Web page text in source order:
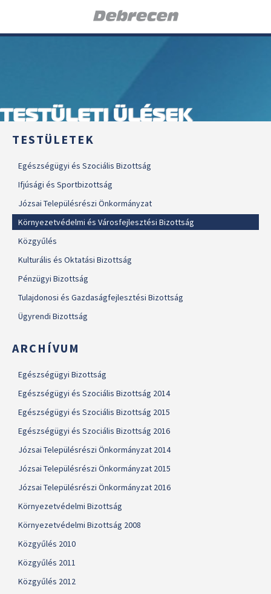
TESTÜLETI ÜLÉSEK
TESTÜLETEK
Egészségügyi és Szociális Bizottság
Ifjúsági és Sportbizottság
Józsai Településrészi Önkormányzat
Környezetvédelmi és Városfejlesztési Bizottság
Közgyűlés
Kulturális és Oktatási Bizottság
Pénzügyi Bizottság
Tulajdonosi és Gazdaságfejlesztési Bizottság
Ügyrendi Bizottság
ARCHÍVUM
Egészségügyi Bizottság
Egészségügyi és Szociális Bizottság 2014
Egészségügyi és Szociális Bizottság 2015
Egészségügyi és Szociális Bizottság 2016
Józsai Településrészi Önkormányzat 2014
Józsai Településrészi Önkormányzat 2015
Józsai Településrészi Önkormányzat 2016
Környezetvédelmi Bizottság
Környezetvédelmi Bizottság 2008
Közgyűlés 2010
Közgyűlés 2011
Közgyűlés 2012